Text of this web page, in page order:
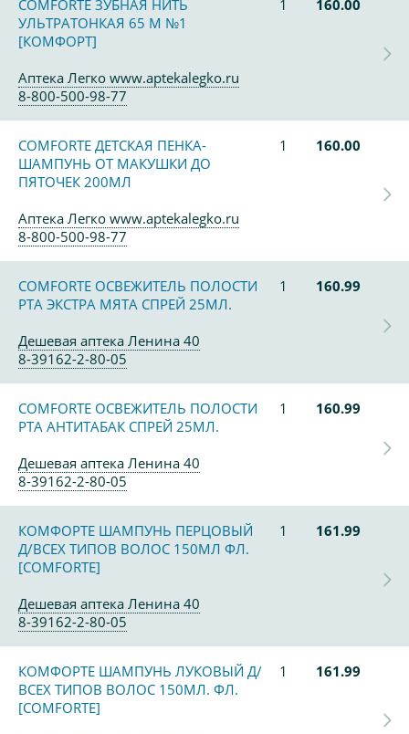
COMFORTE ЗУБНАЯ НИТЬ
УЛЬТРАТОНКАЯ 65 М №1
[КОМФОРТ]
1 160.00
Аптека Легко www.aptekalegko.ru
8-800-500-98-77
COMFORTE ДЕТСКАЯ ПЕНКА-
ШАМПУНЬ ОТ МАКУШКИ ДО
ПЯТОЧЕК 200МЛ
1 160.00
Аптека Легко www.aptekalegko.ru
8-800-500-98-77
COMFORTE ОСВЕЖИТЕЛЬ ПОЛОСТИ
РТА ЭКСТРА МЯТА СПРЕЙ 25МЛ.
1 160.99
Дешевая аптека Ленина 40
8-39162-2-80-05
COMFORTE ОСВЕЖИТЕЛЬ ПОЛОСТИ
РТА АНТИТАБАК СПРЕЙ 25МЛ.
1 160.99
Дешевая аптека Ленина 40
8-39162-2-80-05
КОМФОРТЕ ШАМПУНЬ ПЕРЦОВЫЙ
Д/ВСЕХ ТИПОВ ВОЛОС 150МЛ ФЛ.
[COMFORTE]
1 161.99
Дешевая аптека Ленина 40
8-39162-2-80-05
КОМФОРТЕ ШАМПУНЬ ЛУКОВЫЙ Д/
ВСЕХ ТИПОВ ВОЛОС 150МЛ. ФЛ.
[COMFORTE]
1 161.99